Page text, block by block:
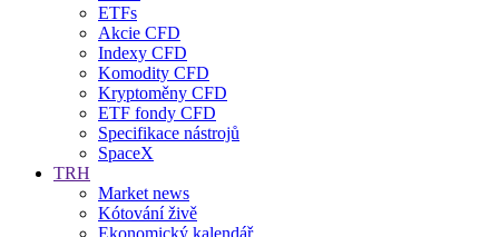
ETFs
Akcie CFD
Indexy CFD
Komodity CFD
Kryptoměny CFD
ETF fondy CFD
Specifikace nástrojů
SpaceX
TRH
Market news
Kótování živě
Ekonomický kalendář